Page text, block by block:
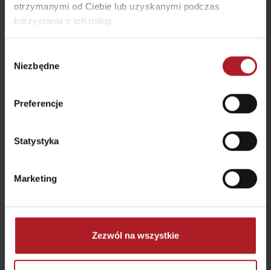
otrzymanymi od Ciebie lub uzyskanymi podczas
korzystania z ich usług.
zgody
Niezbędne
Preferencje
Statystyka
Marketing
Zezwól na wszystkie
Partizánska Ľupča
Osada Magurka